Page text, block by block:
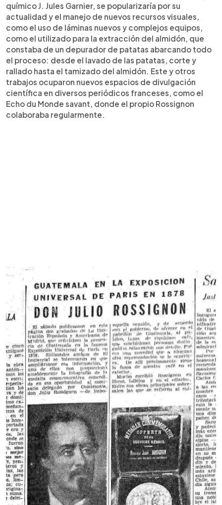
químico J. Jules Garnier, se popularizaría por su
actualidad y el manejo de nuevos recursos visuales,
como el uso de láminas nuevos y complejos equipos,
como el utilizado para la extracción del almidón, que
constaba de un depurador de patatas abarcando todo
el proceso: desde el lavado de las patatas, corte y
rallado hasta el tamizado del almidón. Este y otros
trabajos ocuparon nuevos espacios de divulgación
científica en diversos periódicos franceses, como el
Echo du Monde savant, donde el propio Rossignon
colaboraba regularmente.